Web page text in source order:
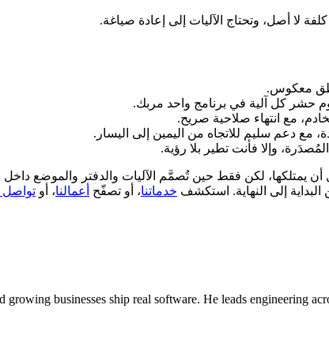
لا أصل، وتحتاج الآليات إلى إعادة صياغة.
معكوس.
حشر كل آلية في برنامج واحد مربك.
مع دعم سليم للاتجاه من اليمين إلى اليسار.
وإلا فأنت تطير بلا رؤية.
أن يمتلكها، لكن فقط حين تُصمَّم الآليات والدفتر والموضع
خدماتنا، أو تصفّح أعمالنا، أو تواصل
growing businesses ship real software. He leads engineering